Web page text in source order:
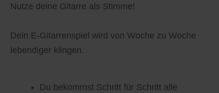
Nutze deine Gitarre als Stimme!
Dein E-Gitarrenspiel wird von Woche zu Woche
lebendiger klingen.
Du bekommst Schritt für Schritt alle